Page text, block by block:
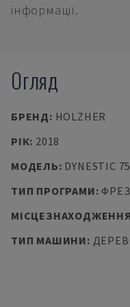
інформації.
Огляд
БРЕНД: HOLZHER
РІК: 2018
МОДЕЛЬ: DYNESTIC
ТИП ПРОГРАМИ:
МІСЦЕЗНАХОДЖЕННЯ
ТИП МАШИНИ: